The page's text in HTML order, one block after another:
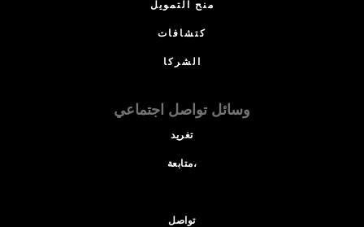
منح التمويل
كتشافات
الشركا
وسائل تواصل اجتماعي
تغريد
متابعة،
تواصل